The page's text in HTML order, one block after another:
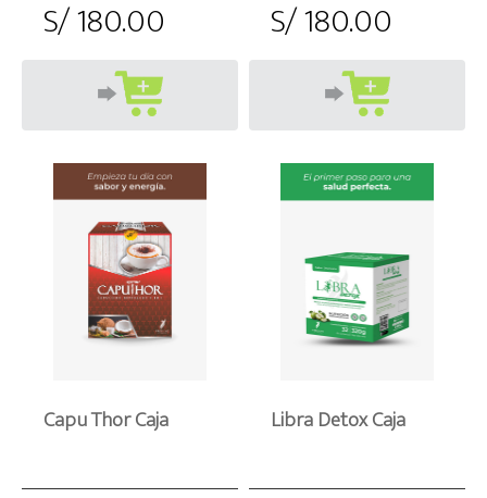
S/ 180.00 S/ 180.00
Capu Thor Caja Libra Detox Caja